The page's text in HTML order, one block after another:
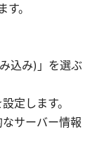
。
込み)」を選ぶ
定します。
サーバー情報